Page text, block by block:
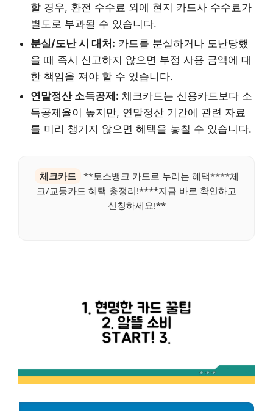
할 경우, 환전 수수료 외에 현지 카드사 수수료가
별도로 부과될 수 있습니다.
분실/도난 시 대처: 카드를 분실하거나 도난당했
을 때 즉시 신고하지 않으면 부정 사용 금액에 대
한 책임을 져야 할 수 있습니다.
연말정산 소득공제: 체크카드는 신용카드보다 소
득공제율이 높지만, 연말정산 기간에 관련 자료
를 미리 챙기지 않으면 혜택을 놓칠 수 있습니다.
체크카드
**토스뱅크 카드로 누리는 혜택****체
크/교통카드 혜택 총정리!****지금 바로 확인하고
신청하세요!**